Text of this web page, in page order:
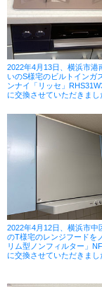
2022年4月13日、横浜市港
いのS様宅のビルトインガ
ンナイ「リッセ」
に交換させていただきまし
2022年4月12日、横浜市中
のT様宅のレンジフードを
リム型ノンフィルター」
に交換させていただきまし